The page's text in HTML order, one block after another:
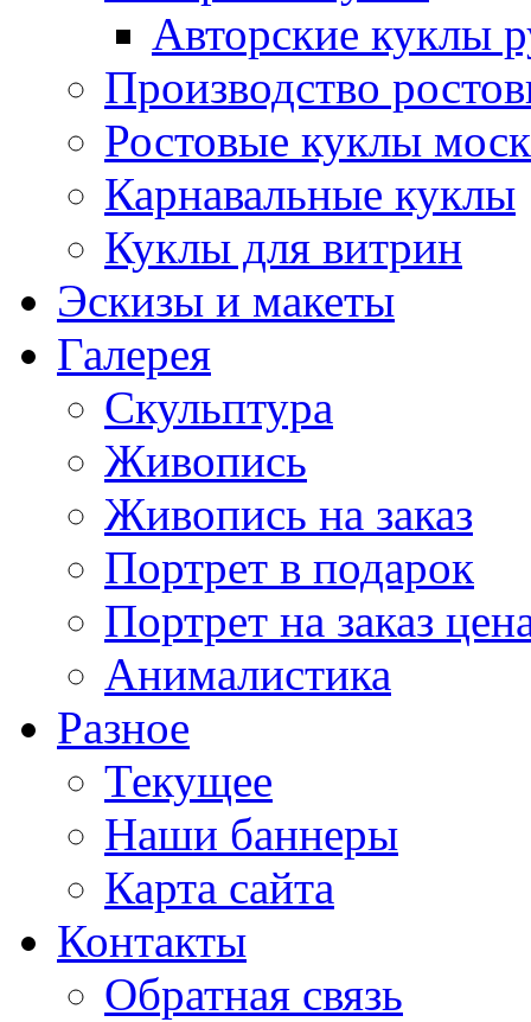
Авторские куклы
Производство
Ростовые куклы
Карнавальные куклы
Куклы для витрин
Эскизы и макеты
Галерея
Скульптура
Живопись
Живопись на заказ
Портрет в подарок
Портрет на заказ
Анималистика
Разное
Текущее
Наши баннеры
Карта сайта
Контакты
Обратная связь